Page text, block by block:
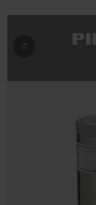
Seleziona la tua lingua
IT